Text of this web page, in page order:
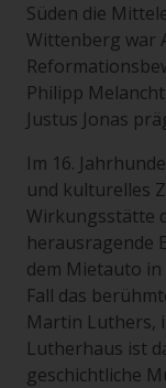
Süden die
Wittenberg war
Philipp
Justus Jonas
Im 16.
und kulturelles
Wirkungsstätte
herausragende
dem Mietauto
Fall das
Martin Luthers,
Lutherhaus ist
geschichtliche